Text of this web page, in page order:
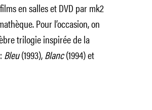
en salles et DVD par mk2
Pour l’occasion, on
trilogie inspirée de la
Bleu(1993),Blanc(1994) et